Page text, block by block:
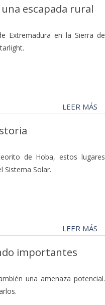
escapada rural
Extremadura en la Sierra de
LEER MÁS
de Hoba, estos lugares
Sistema Solar.
LEER MÁS
importantes
una amenaza potencial.